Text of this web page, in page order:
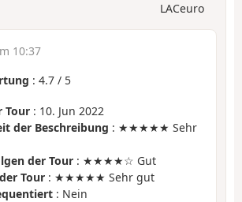
LACeuro
10:37
: 4.7 / 5
Tour : 10. Jun 2022
der Beschreibung : ★★★★★ Sehr
der Tour : ★★★★☆ Gut
Tour : ★★★★★ Sehr gut
: Nein